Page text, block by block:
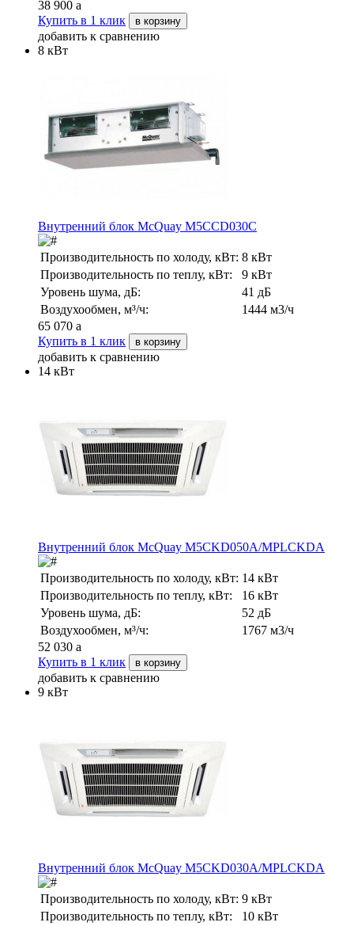
38 900 a
Купить в 1 клик
в корзину
добавить к сравнению
8 кВт
Внутренний блок McQuay M5CCD030C
Производительность по холоду, кВт: 8 кВт
Производительность по теплу, кВт:
9 кВт
Уровень шума, дБ:
41 дБ
Воздухообмен, м³/ч:
1444 м3/ч
65 070 a
Купить в 1 клик
в корзину
добавить к сравнению
14 кВт
Внутренний блок McQuay M5CKD050A/MPLCKDA
Производительность по холоду, кВт: 14 кВт
Производительность по теплу, кВт:
16 кВт
Уровень шума, дБ:
52 дБ
Воздухообмен, м³/ч:
1767 м3/ч
52 030 a
Купить в 1 клик
в корзину
добавить к сравнению
9 кВт
Внутренний блок McQuay M5CKD030A/MPLCKDA
Производительность по холоду, кВт: 9 кВт
Производительность по теплу, кВт:
10 кВт